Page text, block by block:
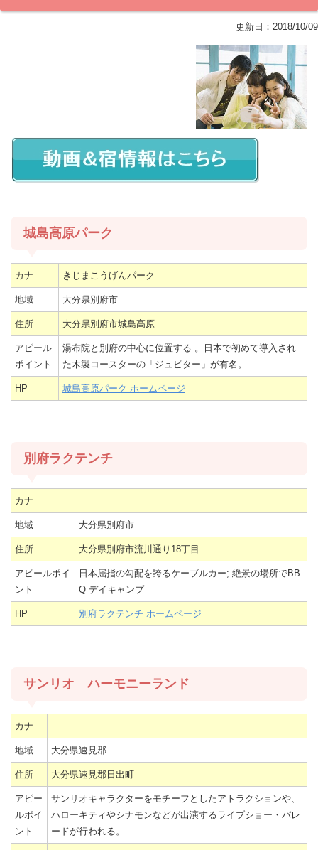
更新日： 2018/10/09
城島高原パーク
カナ きじまこうげんパーク
地域 大分県別府市
住所 大分県別府市城島高原
アピール
ポイント
湯布院と別府の中心に位置する 。日本で初めて導入され
た木製コースターの「ジュピター」が有名。
HP 城島高原パーク ホームページ
別府ラクテンチ
カナ
地域 大分県別府市
住所 大分県別府市流川通り18丁目
アピールポイ
ント
日本屈指の勾配を誇るケーブルカー; 絶景の場所でBB
Q デイキャンプ
HP 別府ラクテンチ ホームページ
サンリオ ハーモニーランド
カナ
地域 大分県速見郡
住所 大分県速見郡日出町
アピー
ルポイ
ント
サンリオキャラクターをモチーフとしたアトラクションや、
ハローキティやシナモンなどが出演するライブショー・パレ
ードが行われる。